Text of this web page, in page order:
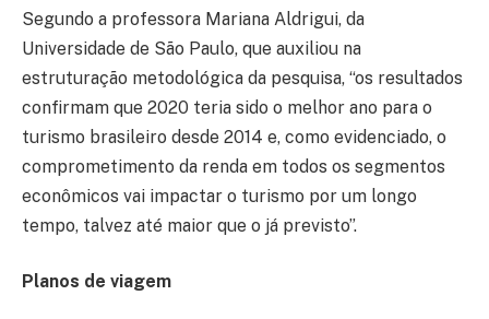
Segundo a professora Mariana Aldrigui, da
Universidade de São Paulo, que auxiliou na
estruturação metodológica da pesquisa, “os resultados
confirmam que 2020 teria sido o melhor ano para o
turismo brasileiro desde 2014 e, como evidenciado, o
comprometimento da renda em todos os segmentos
econômicos vai impactar o turismo por um longo
tempo, talvez até maior que o já previsto”.
Planos de viagem